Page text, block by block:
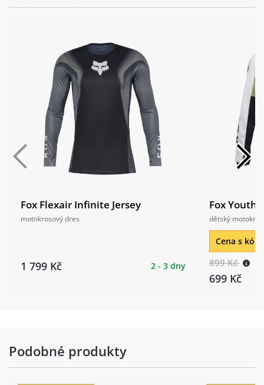
Fox Flexair Infinite Jersey
motokrosový dres
1 799 Kč 2 - 3 dny
Fox Youth
dětský
Cena s
899 Kč
699 Kč
Podobné produkty